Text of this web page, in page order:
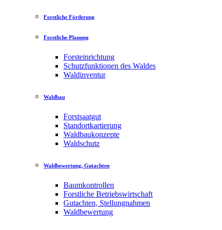
Forstliche Förderung
Forstliche Planung
Forsteinrichtung
Schutzfunktionen des Waldes
Waldinventur
Waldbau
Forstsaatgut
Standortkartierung
Waldbaukonzepte
Waldschutz
Waldbewertung, Gutachten
Baumkontrollen
Forstliche Betriebswirtschaft
Gutachten, Stellungnahmen
Waldbewertung